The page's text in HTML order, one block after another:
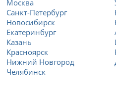
Москва
Санкт-Петербург
Новосибирск
Екатеринбург
Казань
Красноярск
Нижний Новгород
Челябинск